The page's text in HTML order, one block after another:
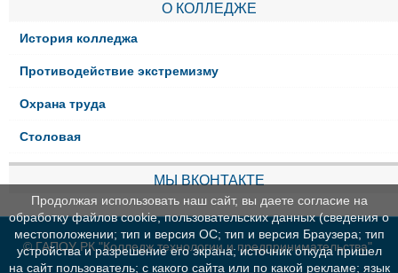
О КОЛЛЕДЖЕ
История колледжа
Противодействие экстремизму
Охрана труда
Столовая
МЫ ВКОНТАКТЕ
© ГАПОУ РК "Колледж технологии и предпринимательства"
Продолжая использовать наш сайт, вы даете согласие на
обработку файлов cookie, пользовательских данных (сведения о
местоположении; тип и версия ОС; тип и версия Браузера; тип
устройства и разрешение его экрана; источник откуда пришел
на сайт пользователь; с какого сайта или по какой рекламе; язык